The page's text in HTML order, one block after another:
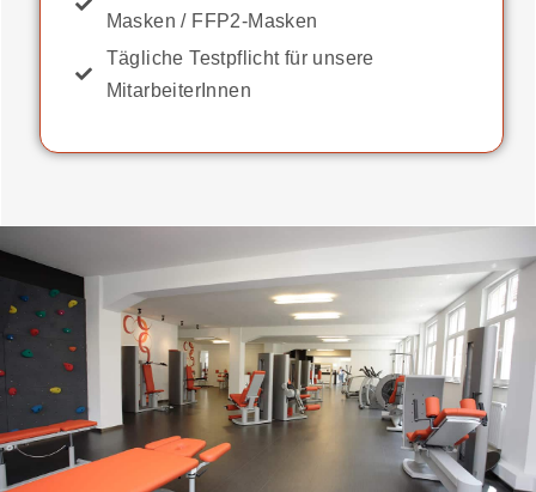
Masken / FFP2-Masken
Tägliche Testpflicht für unsere
MitarbeiterInnen